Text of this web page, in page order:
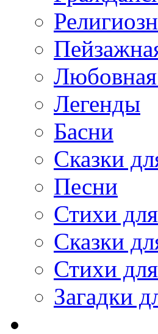
Легенды
Басни
Сказки
Песни
Стихи
Сказки
Стихи
Загадки